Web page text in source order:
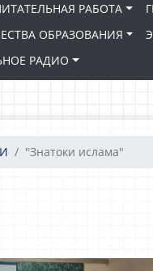
РАБОТА
ОБРАЗОВАНИЯ
РАДИО
"Знатоки ислама"